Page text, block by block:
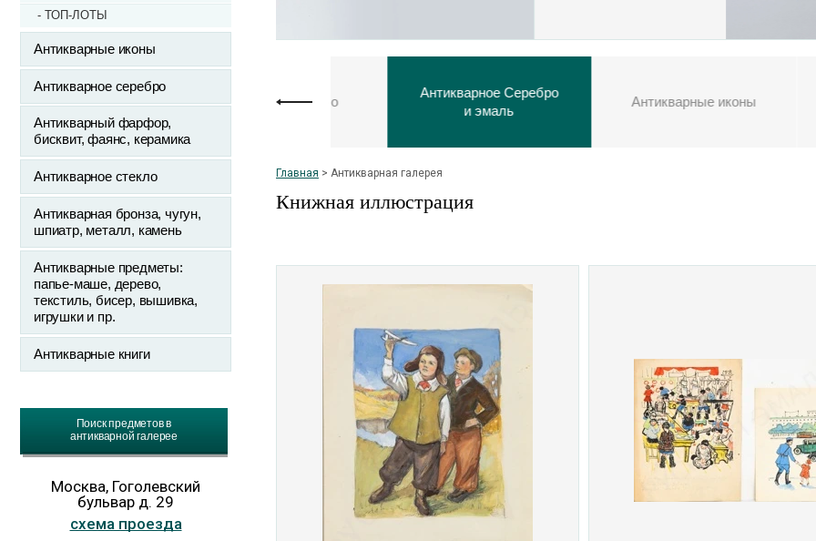
- ТОП-ЛОТЫ
Антикварные иконы
Антикварное серебро
Антикварный фарфор,
бисквит, фаянс, керамика
Антикварное стекло
Антикварная бронза, чугун,
шпиатр, металл, камень
Антикварные предметы:
папье-маше, дерево,
текстиль, бисер, вышивка,
игрушки и пр.
Антикварные книги
Поиск предметов в
антикварной галерее
Москва, Гоголевский
бульвар д. 29
схема проезда
и графика Фарфор и стекло
Антикварное Серебро
Антикварные иконы
Главная > Антикварная галерея
Книжная иллюстрация